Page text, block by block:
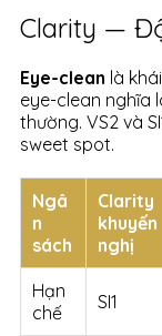
Clarity —
Eye-clean là
eye-clean nghĩa
thường. VS2 và
sweet spot.
Ngâ
n
sách
Clarity
khuyến
nghị
Hạn
chế
SI1